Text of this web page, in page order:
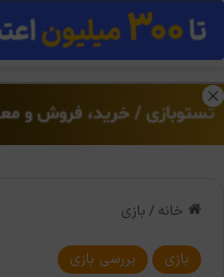
منو
خانه / بازی
بازی بررسی بازی